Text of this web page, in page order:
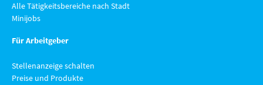
Alle Tätigkeitsbereiche nach Stadt
Minijobs
Für Arbeitgeber
Stellenanzeige schalten
Preise und Produkte